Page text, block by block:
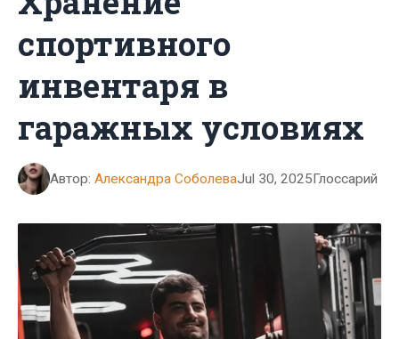
спортивного
инвентаря в
гаражных условиях
Автор: Александра СоболеваJul 30, 2025Глоссарий